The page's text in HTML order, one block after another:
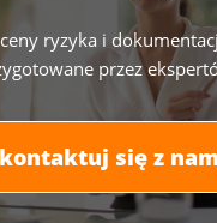
ryzyka i
przez
się z